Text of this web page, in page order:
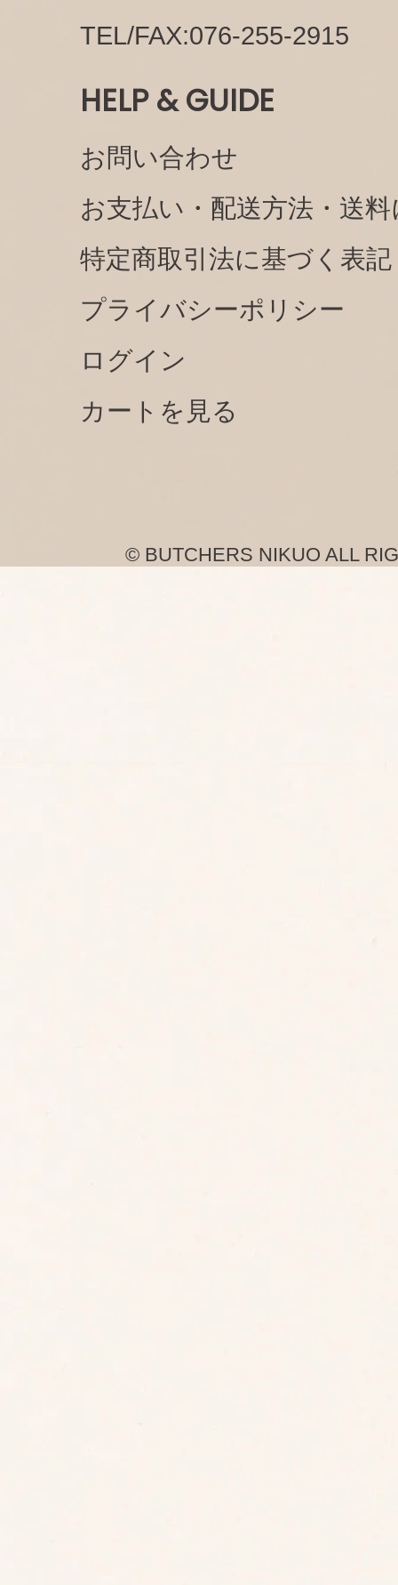
TEL/FAX:076-255-2915
HELP & GUIDE
お問い合わせ
お支払い・配送方法・送
特定商取引法に基づく表記
プライバシーポリシー
ログイン
カートを見る
© BUTCHERS NIKUO ALL